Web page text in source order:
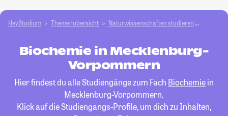
HeyStudium Themenübersicht Natur­wissenschaften studieren
Biochemie in Mecklenburg-
Vorpommern
Hier findest du alle Studiengänge zum Fach Biochemiein
Mecklenburg-Vorpommern.
Klick auf die Studiengangs-Profile, um dich zu Inhalten,